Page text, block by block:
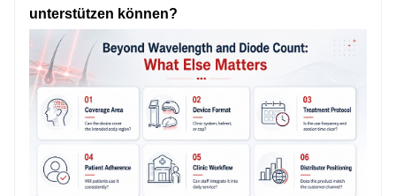
unterstützen können?